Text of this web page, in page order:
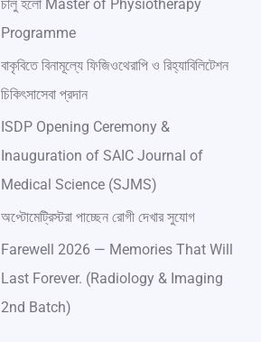
চালু হলো Master of Physiotherapy
Programme
বাকৃবিতে বিনামূল্যে ফিজিওথেরাপি ও রিহ্যাবিলিটেশন
চিকিৎসাসেবা প্রদান
ISDP Opening Ceremony &
Inauguration of SAIC Journal of
Medical Science (SJMS)
অপ্টোমেট্রিস্টরা পাচ্ছেন রোগী দেখার সুযোগ
Farewell 2026 — Memories That Will
Last Forever. (Radiology & Imaging
2nd Batch)